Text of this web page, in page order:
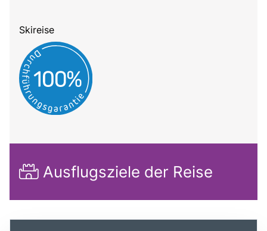
Skireise
Ausflugsziele der Reise